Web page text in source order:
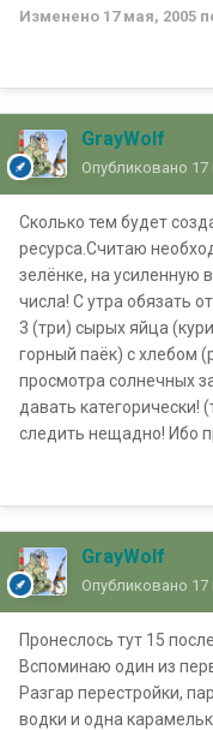
Изменено 17 мая, 2005
GrayWolf
Опубликовано 17
Сколько тем будет
ресурса.Считаю
зелёнке, на усиленную
числа! С утра обязать
3 (три) сырых яйца
горный паёк) с хлебом
просмотра солнечных
давать категорически!
следить нещадно! Ибо
GrayWolf
Опубликовано 17
Пронеслось тут 15
Вспоминаю один из
Разгар перестройки,
водки и одна